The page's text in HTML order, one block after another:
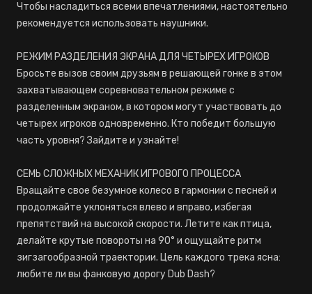
Чтобы насладиться всеми впечатлениями, настоятельно
рекомендуется использовать наушники.
РЕЖИМ РАЗДЕЛЕНИЯ ЭКРАНА ДЛЯ ЧЕТЫРЕХ ИГРОКОВ
Бросьте вызов своим друзьям в решающей гонке в этом
захватывающем соревновательном режиме с
разделенным экраном, в котором могут участвовать до
четырех игроков одновременно. Кто победит большую
часть уровня? Зайдите и узнайте!
СЕМЬ СЛОЖНЫХ МЕХАНИК ИГРОВОГО ПРОЦЕССА
Вращайте свое безумное колесо в гармонии с песней и
продолжайте уклоняться влево и вправо, избегая
препятствий на высокой скорости. Летите как птица,
делайте крутые повороты на 90° и ощущайте ритм
зигзагообразной траектории. Цель каждого трека ясна:
любите ли вы фанковую дорогу Dub Dash?